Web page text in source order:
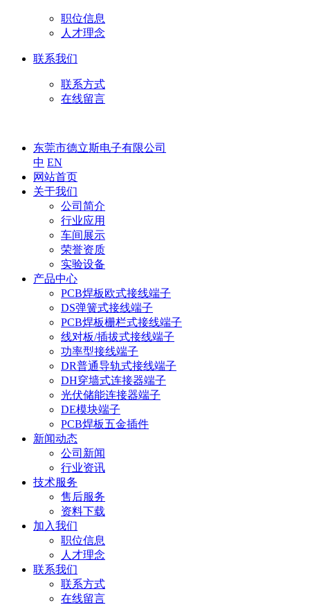
职位信息
人才理念
联系我们
联系方式
在线留言
东莞市德立斯电子有限公司
中 EN
网站首页
关于我们
公司简介
行业应用
车间展示
荣誉资质
实验设备
产品中心
PCB焊板欧式接线端子
DS弹簧式接线端子
PCB焊板栅栏式接线端子
线对板/插拔式接线端子
功率型接线端子
DR普通导轨式接线端子
DH穿墙式连接器端子
光伏储能连接器端子
DE模块端子
PCB焊板五金插件
新闻动态
公司新闻
行业资讯
技术服务
售后服务
资料下载
加入我们
职位信息
人才理念
联系我们
联系方式
在线留言